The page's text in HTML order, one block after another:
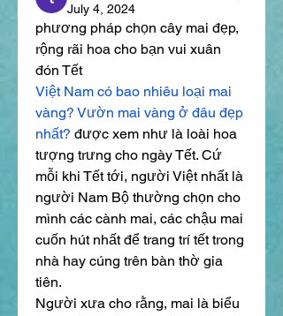
July 4, 2024
phương pháp chọn cây mai đẹp,
rộng rãi hoa cho bạn vui xuân
đón Tết
Việt Nam có bao nhiêu loại mai
vàng? Vườn mai vàng ở đâu đẹp
nhất? được xem như là loài hoa
tượng trưng cho ngày Tết. Cứ
mỗi khi Tết tới, người Việt nhất là
người Nam Bộ thường chọn cho
mình các cành mai, các chậu mai
cuốn hút nhất để trang trí tết trong
nhà hay cúng trên bàn thờ gia
tiên.
Người xưa cho rằng, mai là biểu